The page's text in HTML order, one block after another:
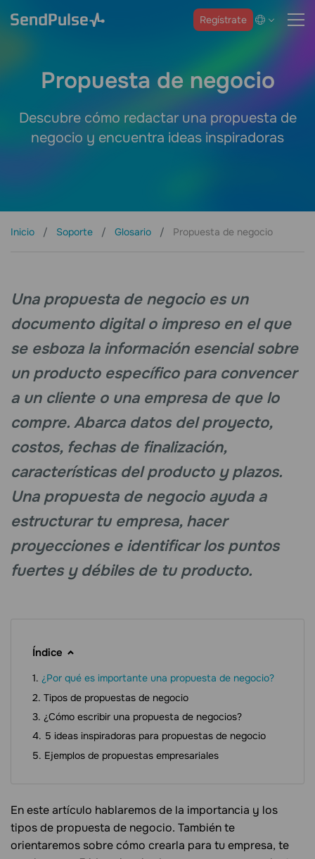
Regístrate
Propuesta de negocio
Descubre cómo redactar una propuesta de
negocio y encuentra ideas inspiradoras
Inicio Soporte Glosario Propuesta de negocio
Una propuesta de negocio es un
documento digital o impreso en el que
se esboza la información esencial sobre
un producto específico para convencer
a un cliente o una empresa de que lo
compre. Abarca datos del proyecto,
costos, fechas de finalización,
características del producto y plazos.
Una propuesta de negocio ayuda a
estructurar tu empresa, hacer
proyecciones e identificar los puntos
fuertes y débiles de tu producto.
Índice
¿Por qué es importante una propuesta de negocio?
Tipos de propuestas de negocio
¿Cómo escribir una propuesta de negocios?
5 ideas inspiradoras para propuestas de negocio
Ejemplos de propuestas empresariales
En este artículo hablaremos de la importancia y los
tipos de propuesta de negocio. También te
orientaremos sobre cómo crearla para tu empresa, te